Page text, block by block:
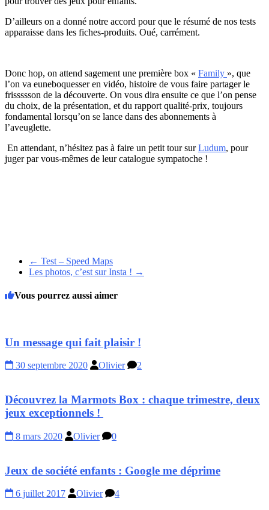
D’ailleurs on a donné notre accord pour que le résumé de nos tests
apparaisse dans les fiches-produits. Oué, carrément.
Donc hop, on attend sagement une première box « Family », que
l’on va euneboquesser en vidéo, histoire de vous faire partager le
frissssson de la découverte. On vous dira ensuite ce que l’on pense
du choix, de la présentation, et du rapport qualité-prix, toujours
fondamental lorsqu’on se lance dans des abonnements à
l’aveuglette.
En attendant, n’hésitez pas à faire un petit tour surLudum, pour
juger par vous-mêmes de leur catalogue sympatoche !
← Test – Speed Maps
Les photos, c’est sur Insta ! →
Vous pourrez aussi aimer
Un message qui fait plaisir !
30 septembre 2020 Olivier 2
Découvrez la Marmots Box : chaque trimestre, deux
jeux exceptionnels !
8 mars 2020 Olivier 0
Jeux de société enfants : Google me déprime
6 juillet 2017 Olivier 4